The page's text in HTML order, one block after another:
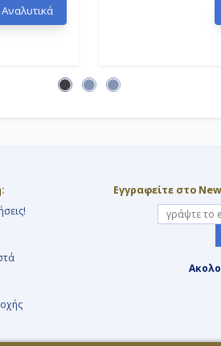
Αναλυτικά
Εγγραφείτε στο